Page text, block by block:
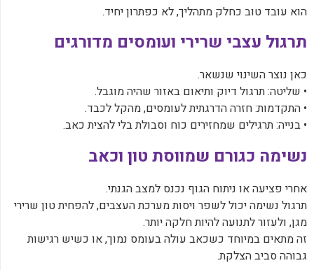
‏הוא עובד טוב כחלק מתהליך, לא כפתרון יחיד.
‏תרגול עצבי שרירי ועומסים מדורגים
‏כאן נוצר השינוי שנשאר.
‏• שליטה: תרגול דיוק ותיאום באזור שהיה מוגבל.
‏• התקדמות: חזרה הדרגתית לעומסים, מהקל לכבד.
‏• בנייה: תרגילים שמחזירים כוח וסבולת בלי להצית כאב.
‏נשימה כגורם שמווסת טון וכאב
‏אחרי פציעה או ניתוח הגוף נכנס למצב הגנתי.
‏תרגול נשימה יכול לשפר ויסות מערכת העצבים, להפחית טון שרירי
מגן, ולעזור לתנועה להיות חלקה יותר.
‏זה מתאים במיוחד כשכאב עולה בעומס נמוך, או כשיש רגישות
גבוהה סביב הצלקת.